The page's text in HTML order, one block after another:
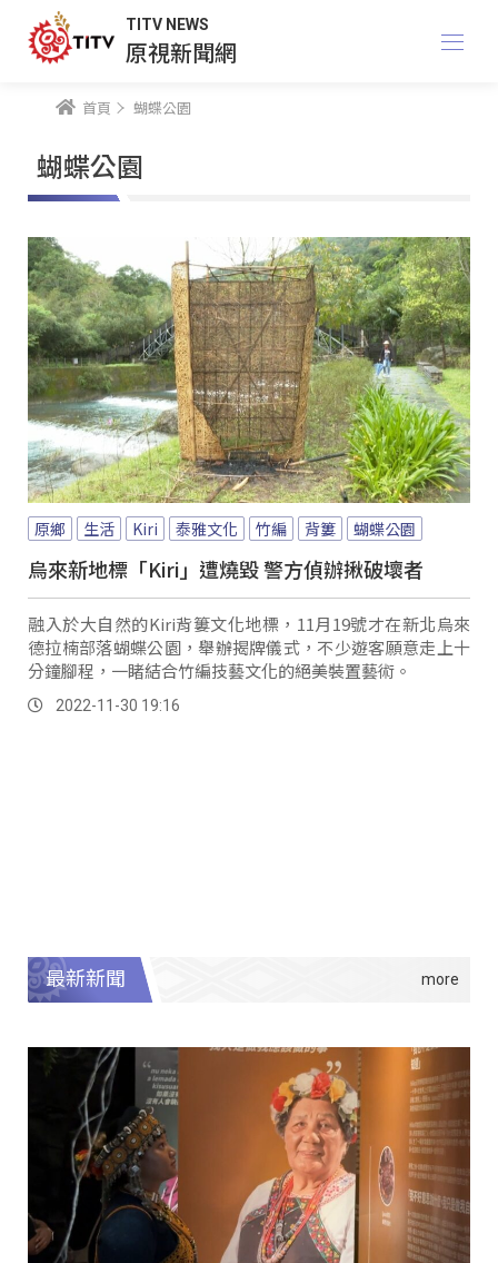
TITV NEWS
原視新聞網
首頁 蝴蝶公園
蝴蝶公園
原鄉 生活 Kiri 泰雅文化 竹編 背簍 蝴蝶公園
烏來新地標「Kiri」遭燒毀 警方偵辦揪破壞者
融入於大自然的Kiri背簍文化地標，11月19號才在新北烏來
德拉楠部落蝴蝶公園，舉辦揭牌儀式，不少遊客願意走上十
分鐘腳程，一睹結合竹編技藝文化的絕美裝置藝術。
2022-11-30 19:16
最新新聞